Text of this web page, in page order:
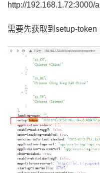
http://192.168.1.72:3000/
需要先获取到setup-token